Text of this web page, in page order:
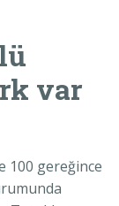
var
100 gereğince